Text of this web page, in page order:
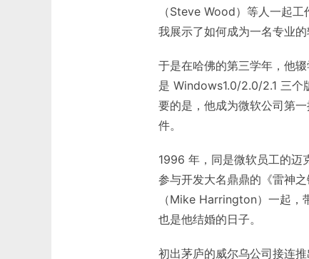
（Steve Wood）等人一起
我展示了如何成为一名专业
于是在哈佛的第三学年，他
是 Windows1.0/2.0/2.1 三个
要的是，他成为微软公司第
件。
1996 年，同是微软员工的
参与开发大名鼎鼎的《雷神
（Mike Harrington）一起，
也是他结婚的日子。
初出茅庐的威尔乌公司接连